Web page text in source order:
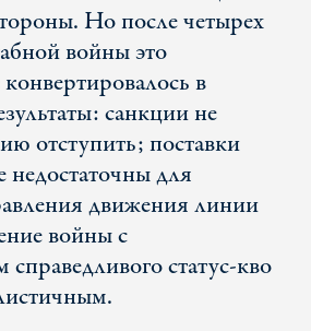
Но после четырех
войны это
в
санкции не
отступить; поставки
для
движения линии
войны с
справедливого статус-кво